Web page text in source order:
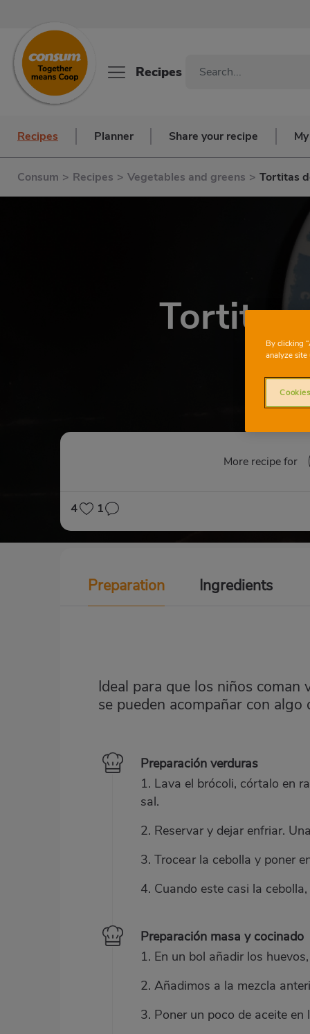
Recipes
Recipes Planner Share your recipe
Consum > Recipes > Vegetables and greens > Tortitas
Tortitas
More recipe for
4 1
Preparation Ingredients
Ideal para que los niños coman
se pueden acompañar con algo
Preparación verduras
1. Lava el brócoli, córtalo en
sal.
2. Reservar y dejar enfriar.
3. Trocear la cebolla y poner
4. Cuando este casi la
Preparación masa y cocinado
1. En un bol añadir los
2. Añadimos a la mezcla
3. Poner un poco de aceite
By clicking
analyze site